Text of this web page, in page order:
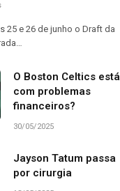
25 e 26 de junho o Draft da
O Boston Celtics está
com problemas
financeiros?
30/05/2025
Jayson Tatum passa
por cirurgia